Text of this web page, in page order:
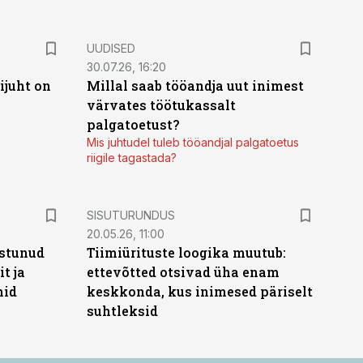
on
UUDISED
30.07.26, 16:20
Millal saab tööandja uut inimest
värvates töötukassalt
palgatoetust?
Mis juhtudel tuleb tööandjal palgatoetus
riigile tagastada?
ja
ST
SISUTURUNDUS
20.05.26, 11:00
Tiimiürituste loogika muutub:
ettevõtted otsivad üha enam
keskkonda, kus inimesed päriselt
suhtleksid